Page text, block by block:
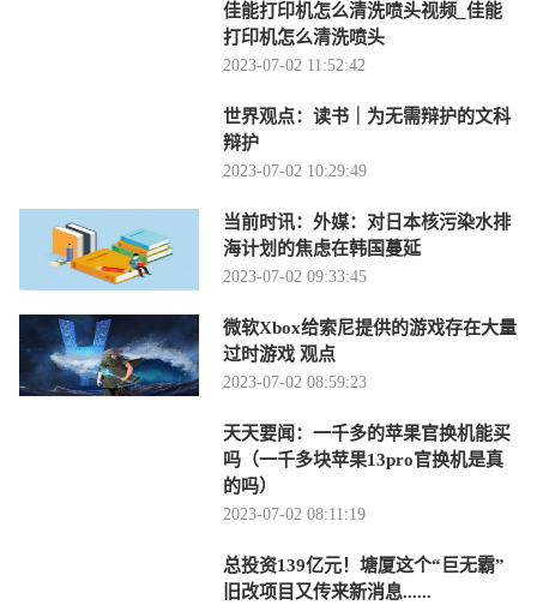
佳能打印机怎么清洗喷头视频_佳能
打印机怎么清洗喷头
2023-07-02 11:52:42
世界观点：读书｜为无需辩护的文科
辩护
2023-07-02 10:29:49
当前时讯：外媒：对日本核污染水排
海计划的焦虑在韩国蔓延
2023-07-02 09:33:45
微软Xbox给索尼提供的游戏存在大量
过时游戏 观点
2023-07-02 08:59:23
天天要闻：一千多的苹果官换机能买
吗（一千多块苹果13pro官换机是真
的吗）
2023-07-02 08:11:19
总投资139亿元！塘厦这个“巨无霸”
旧改项目又传来新消息......